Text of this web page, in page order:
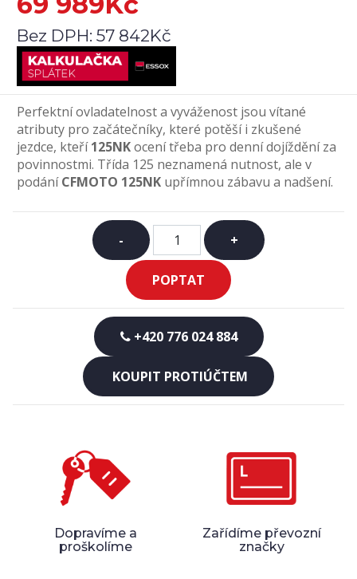
Bez DPH: 57 842Kč
Perfektní ovladatelnost a vyváženost jsou vítané
atributy pro začátečníky, které potěší i zkušené
jezdce, kteří125NKocení třeba pro denní dojíždění za
povinnostmi. Třída 125 neznamená nutnost, ale v
podáníCFMOTO 125NK upřímnou zábavu a nadšení.
- +
POPTAT
+420 776 024 884
KOUPIT PROTIÚČTEM
Dopravíme a
proškolíme
Zařídíme převozní
značky